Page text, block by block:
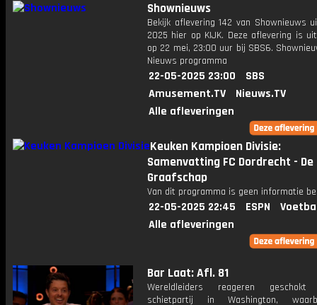
Shownieuws
Bekijk aflevering 142 van Shownieuws
2025 hier op KIJK. Deze aflevering is
op 22 mei, 23:00 uur bij SBS6.
Nieuws programma
22-05-2025 23:00
SBS
Amusement.TV
Nieuws.TV
Alle afleveringen
Keuken Kampioen Divisie:
Samenvatting FC Dordrecht - De
Graafschap
Van dit programma is geen informatie
22-05-2025 22:45 ESPN
Alle afleveringen
Bar Laat: Afl. 81
Wereldleiders reageren
schietpartij in Washington,